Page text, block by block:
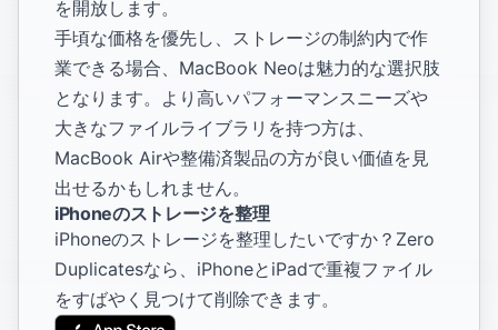
を開放します。
手頃な価格を優先し、ストレージの制約内で作
業できる場合、MacBook Neoは魅力的な選択肢
となります。より高いパフォーマンスニーズや
大きなファイルライブラリを持つ方は、
MacBook Airや整備済製品の方が良い価値を見
出せるかもしれません。
iPhoneのストレージを整理
iPhoneのストレージを整理したいですか？Zero
Duplicatesなら、iPhoneとiPadで重複ファイル
をすばやく見つけて削除できます。